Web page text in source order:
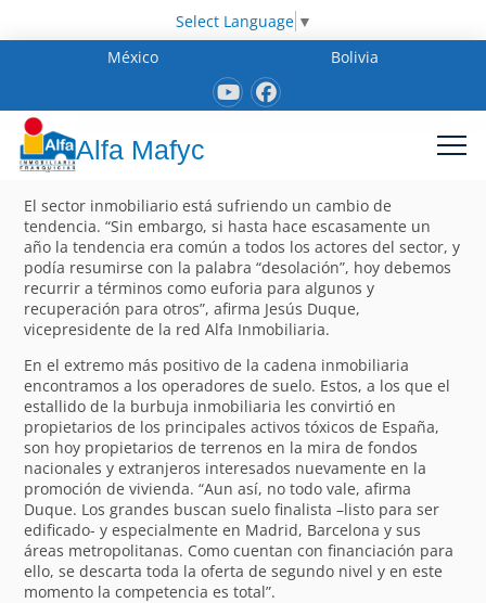
Select Language ▼
México
Bolivia
Alfa Mafyc
El sector inmobiliario está sufriendo un cambio de
tendencia. “Sin embargo, si hasta hace escasamente un
año la tendencia era común a todos los actores del sector, y
podía resumirse con la palabra “desolación”, hoy debemos
recurrir a términos como euforia para algunos y
recuperación para otros”, afirma Jesús Duque,
vicepresidente de la red Alfa Inmobiliaria.
En el extremo más positivo de la cadena inmobiliaria
encontramos a los operadores de suelo. Estos, a los que el
estallido de la burbuja inmobiliaria les convirtió en
propietarios de los principales activos tóxicos de España,
son hoy propietarios de terrenos en la mira de fondos
nacionales y extranjeros interesados nuevamente en la
promoción de vivienda. “Aun así, no todo vale, afirma
Duque. Los grandes buscan suelo finalista –listo para ser
edificado- y especialmente en Madrid, Barcelona y sus
áreas metropolitanas. Como cuentan con financiación para
ello, se descarta toda la oferta de segundo nivel y en este
momento la competencia es total”.